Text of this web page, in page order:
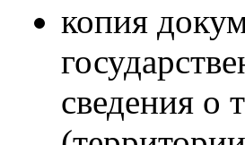
копия
сведения о